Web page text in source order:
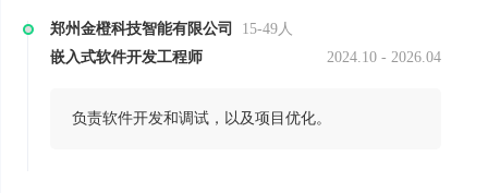
郑州金橙科技智能有限公司
15-49人
嵌入式软件开发工程师
2024.10 - 2026.04
负责软件开发和调试，以及项目优化。